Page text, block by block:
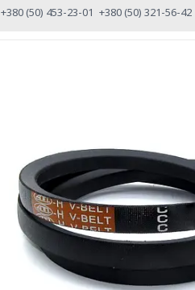
+380 (50) 453-23-01 +380 (50) 321-56-42